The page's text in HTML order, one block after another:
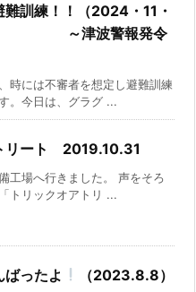
訓練！！（2024・11・
波警報発令
時には不審者を想定し避難訓練
。今日は、グラグ ...
リート 2019.10.31
工場へ行きました。 声をそろ
トリックオアトリ ...
ったよ
（2023.8.8）